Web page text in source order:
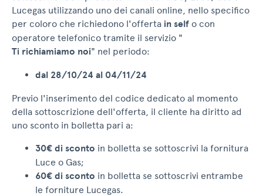
Lucegas utilizzando uno dei canali online, nello specifico
per coloro che richiedono l'offerta in self o con
operatore telefonico tramite il servizio "
Ti richiamiamo noi" nel periodo:
dal 28/10/24 al 04/11/24
Previo l'inserimento del codice dedicato al momento
della sottoscrizione dell'offerta, il cliente ha diritto ad
uno sconto in bolletta pari a:
30€ di sconto in bolletta se sottoscrivi la fornitura
Luce o Gas;
60€ di sconto in bolletta se sottoscrivi entrambe
le forniture Lucegas.